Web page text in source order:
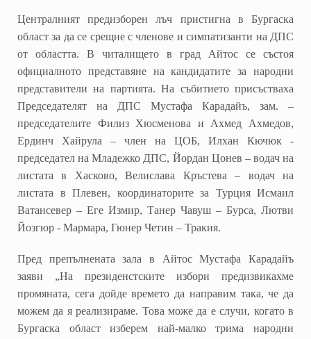
Централният предизборен лъч пристигна в Бургаска
област за да се срещне с членове и симпатизанти на ДПС
от областта. В читалището в град Айтос се състоя
официалното представяне на кандидатите за народни
представители на партията. На събитието присъстваха
Председателят на ДПС Мустафа Карадайъ, зам. –
председателите Филиз Хюсменова и Ахмед Ахмедов,
Ердинч Хайрула – член на ЦОБ, Илхан Кючюк -
председател на Младежко ДПС, Йордан Цонев – водач на
листата в Хасково, Велислава Кръстева – водач на
листата в Плевен, координаторите за Турция Исмаил
Ватансевер – Еге Измир, Танер Чавуш – Бурса, Лютви
Йозгюр - Мармара, Гюнер Четин – Тракия.
Пред препълнената зала в Айтос Мустафа Карадайъ
заяви „На президенстските избори предизвикахме
промяната, сега дойде времето да направим така, че да
можем да я реализираме. Това може да е случи, когато в
Бургаска област изберем най-малко трима народни